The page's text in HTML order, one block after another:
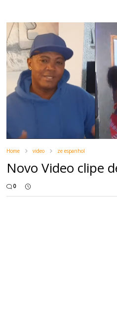
Home video ze espanhol
Novo Video clipe
0